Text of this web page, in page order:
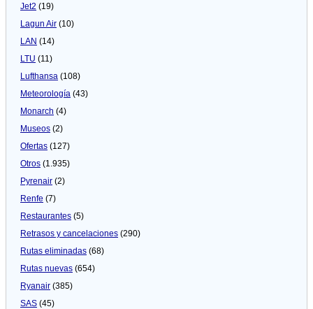
Jet2 (19)
Lagun Air (10)
LAN (14)
LTU (11)
Lufthansa (108)
Meteorologí­a (43)
Monarch (4)
Museos (2)
Ofertas (127)
Otros (1.935)
Pyrenair (2)
Renfe (7)
Restaurantes (5)
Retrasos y cancelaciones (290)
Rutas eliminadas (68)
Rutas nuevas (654)
Ryanair (385)
SAS (45)